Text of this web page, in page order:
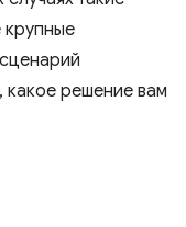
крупные
какое решение вам